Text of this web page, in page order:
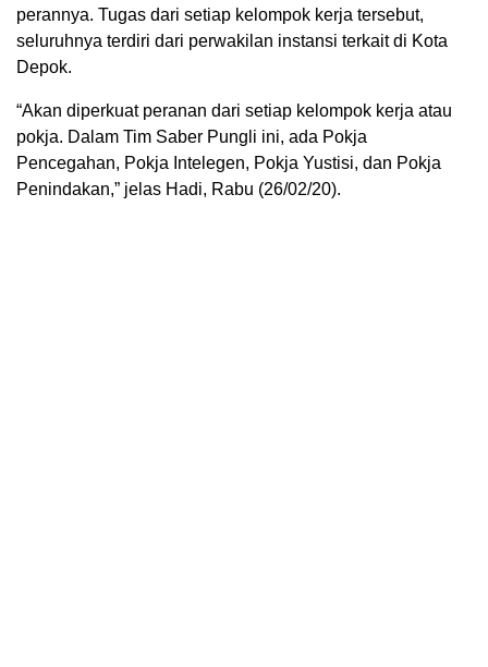
perannya. Tugas dari setiap kelompok kerja tersebut,
seluruhnya terdiri dari perwakilan instansi terkait di Kota
Depok.
“Akan diperkuat peranan dari setiap kelompok kerja atau
pokja. Dalam Tim Saber Pungli ini, ada Pokja
Pencegahan, Pokja Intelegen, Pokja Yustisi, dan Pokja
Penindakan,” jelas Hadi, Rabu (26/02/20).